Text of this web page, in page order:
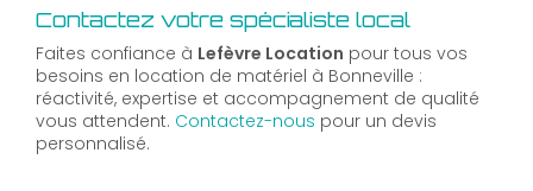
Contactez votre spécialiste local
Faites confiance à Lefèvre Location pour tous vos
besoins en location de matériel à Bonneville :
réactivité, expertise et accompagnement de qualité
vous attendent. Contactez-nous pour un devis
personnalisé.